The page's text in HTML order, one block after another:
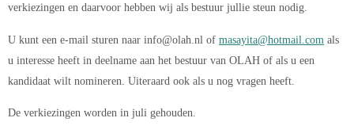
verkiezingen en daarvoor hebben wij als bestuur jullie steun nodig.
U kunt een e-mail sturen naar info@olah.nl of masayita@hotmail.com als
u interesse heeft in deelname aan het bestuur van OLAH of als u een
kandidaat wilt nomineren. Uiteraard ook als u nog vragen heeft.
De verkiezingen worden in juli gehouden.